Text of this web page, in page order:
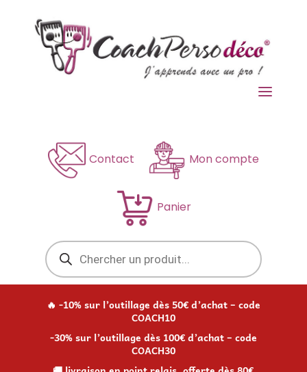
a
Contact Mon compte
Panier
Recherche
de
produits
🔥 -10% sur l’outillage dès 50€ d’achat – code
COACH10
-30% sur l’outillage dès 100€ d’achat – code
COACH30